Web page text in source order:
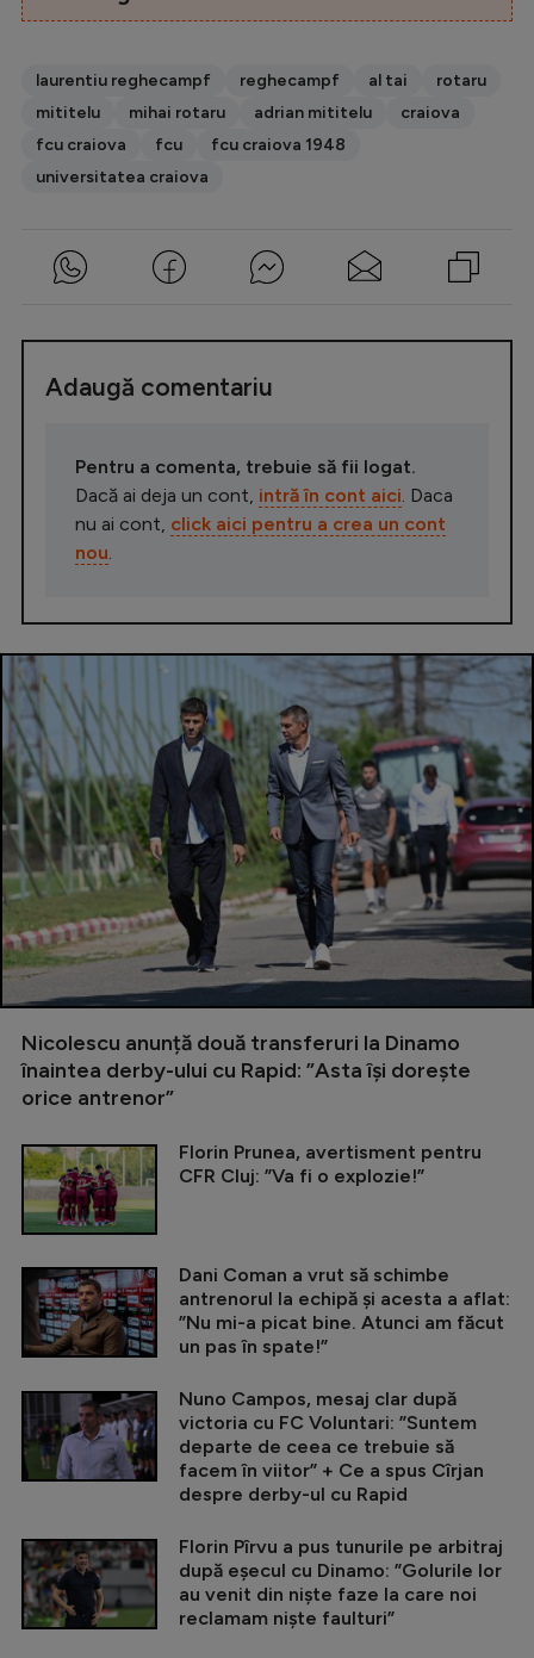
laurentiu reghecampf reghecampf al tai
rotaru
mititelu
mihai rotaru adrian mititelu
craiova
fcu craiova
fcu
fcu craiova 1948
universitatea craiova
Adaugă comentariu
Pentru a comenta, trebuie să fii logat.
Dacă ai deja un cont, intră în cont aici . Daca
nu ai cont, click aici pentru a crea un cont
nou
Nicolescu anunță două transferuri la Dinamo
înaintea derby-ului cu Rapid: ”Asta își dorește
orice antrenor”
Florin Prunea, avertisment pentru
CFR Cluj: ”Va fi o explozie!”
Dani Coman a vrut să schimbe
antrenorul la echipă și acesta a aflat:
”Nu mi-a picat bine. Atunci am făcut
un pas în spate!”
Nuno Campos, mesaj clar după
victoria cu FC Voluntari: ”Suntem
departe de ceea ce trebuie să
facem în viitor” + Ce a spus Cîrjan
despre derby-ul cu Rapid
Florin Pîrvu a pus tunurile pe arbitraj
după eșecul cu Dinamo: ”Golurile lor
au venit din niște faze la care noi
reclamam niște faulturi”